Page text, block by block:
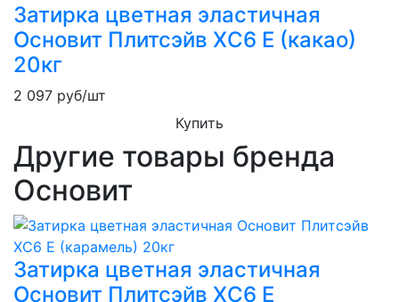
Затирка цветная эластичная
Основит Плитсэйв XC6 E (какао)
20кг
2 097 руб/шт
Купить
Другие товары бренда
Основит
Затирка цветная эластичная
Основит Плитсэйв XC6 E